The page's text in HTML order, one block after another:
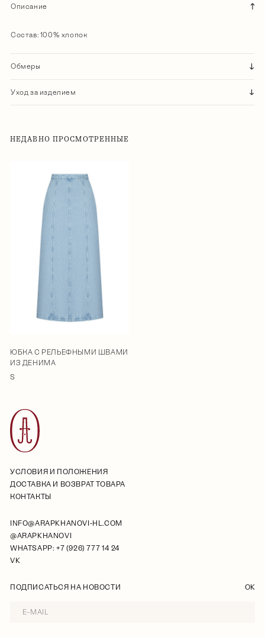
Описание
Состав: 100% хлопок
Обмеры
Уход за изделием
НЕДАВНО ПРОСМОТРЕННЫЕ
ЮБКА С РЕЛЬЕФНЫМИ ШВАМИ
ИЗ ДЕНИМА
S
УСЛОВИЯ И ПОЛОЖЕНИЯ
ДОСТАВКА И ВОЗВРАТ ТОВАРА
КОНТАКТЫ
INFO@ARAPKHANOVI-HL.COM
@ARAPKHANOVI
WHATSAPP: +7 (926) 777 14 24
VK
ПОДПИСАТЬСЯ НА НОВОСТИ OK